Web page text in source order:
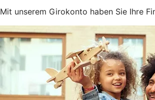
Mit unserem Girokonto haben Sie Ihre